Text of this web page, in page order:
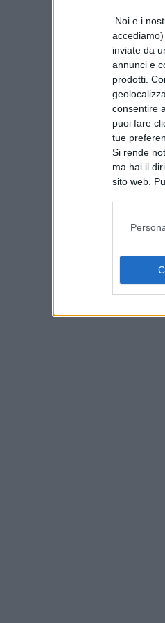
Noi e i
inviate da
annunci e
prodotti.
consentire
puoi fare
tue
Si rende
ma hai il
sito web.